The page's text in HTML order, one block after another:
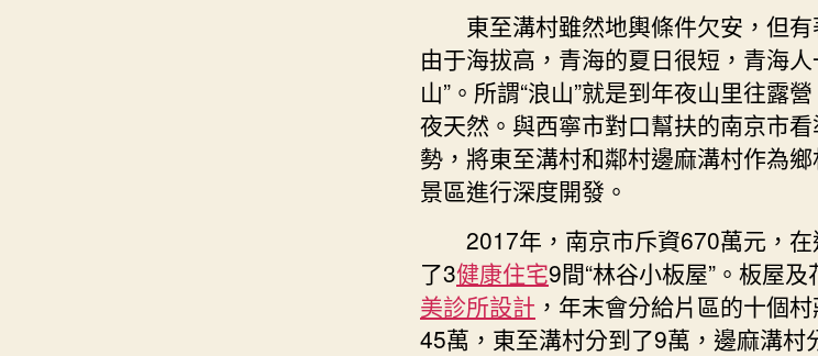
東至溝村雖然地輿條件欠安，但
由于海拔高，青海的夏日很短，青海
山”。所謂“浪山”就是到年夜山里往露
夜天然。與西寧市對口幫扶的南京市
勢，將東至溝村和鄰村邊麻溝村作為
景區進行深度開發。
2017年，南京市斥資670萬元，
了3健康住宅9間“林谷小板屋”。板屋
美診所設計 ，年末會分給片區的十個
45萬，東至溝村分到了9萬，邊麻溝村